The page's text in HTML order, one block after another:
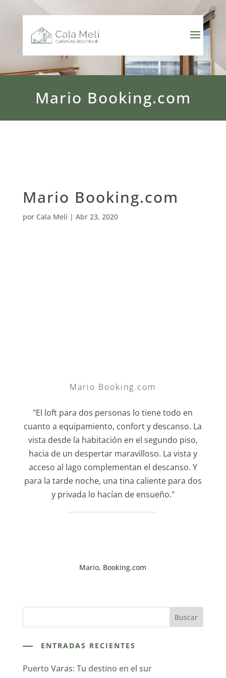
Mario Booking.com
Mario Booking.com
por Cala Melí| Abr 23, 2020
Mario Booking.com
"El loft para dos personas lo tiene todo en
cuanto a equipamiento, confort y descanso. La
vista desde la habitación en el segundo piso,
hacia de un despertar maravilloso. La vista y
acceso al lago complementan el descanso. Y
para la tarde noche, una tina caliente para dos
y privada lo hacían de ensueño."
Mario, Booking.com
ENTRADAS RECIENTES
Puerto Varas: Tu destino en el sur